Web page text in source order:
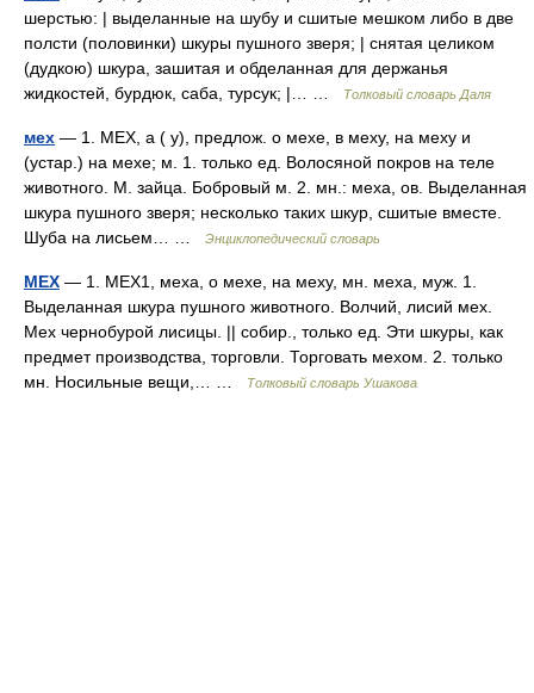
шерстью: | выделанные на шубу и сшитые мешком либо в две
полсти (половинки) шкуры пушного зверя; | снятая целиком
(дудкою) шкура, зашитая и обделанная для держанья
жидкостей, бурдюк, саба, турсук; |… …
Толковый словарь Даля
мех — 1. МЕХ, а ( у), предлож. о мехе, в меху, на меху и
(устар.) на мехе; м. 1. только ед. Волосяной покров на теле
животного. М. зайца. Бобровый м. 2. мн.: меха, ов. Выделанная
шкура пушного зверя; несколько таких шкур, сшитые вместе.
Шуба на лисьем… …
Энциклопедический словарь
МЕХ — 1. МЕХ1, меха, о мехе, на меху, мн. меха, муж. 1.
Выделанная шкура пушного животного. Волчий, лисий мех.
Мех чернобурой лисицы. || собир., только ед. Эти шкуры, как
предмет производства, торговли. Торговать мехом. 2. только
мн. Носильные вещи,… …
Толковый словарь Ушакова